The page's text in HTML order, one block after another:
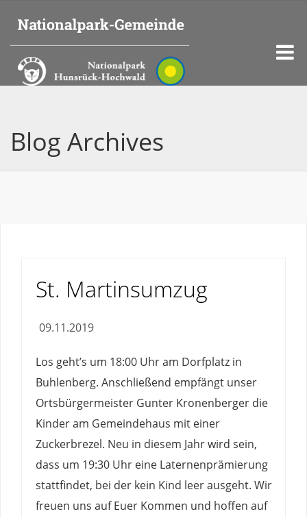
Blog Archives
St. Martinsumzug
09.11.2019
Los geht’s um 18:00 Uhr am Dorfplatz in
Buhlenberg. Anschließend empfängt unser
Ortsbürgermeister Gunter Kronenberger die
Kinder am Gemeindehaus mit einer
Zuckerbrezel. Neu in diesem Jahr wird sein,
dass um 19:30 Uhr eine Laternenprämierung
stattfindet, bei der kein Kind leer ausgeht. Wir
freuen uns auf Euer Kommen und hoffen auf